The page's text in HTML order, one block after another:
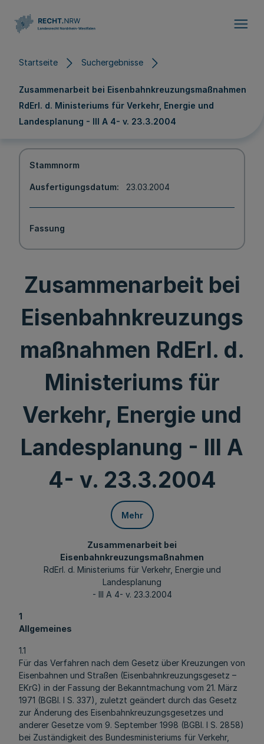
Startseite Suchergebnisse
Zusammenarbeit bei Eisenbahnkreuzungsmaßnahmen
RdErl. d. Ministeriums für Verkehr, Energie und
Landesplanung - III A 4- v. 23.3.2004
Stammnorm
Ausfertigungsdatum 23.03.2004
Fassung
Zusammenarbeit bei
Eisenbahnkreuzungs
maßnahmen RdErl. d.
Ministeriums für
Verkehr, Energie und
Landesplanung - III A
4- v. 23.3.2004
Mehr
Zusammenarbeit bei
Eisenbahnkreuzungsmaßnahmen
RdErl. d. Ministeriums für Verkehr, Energie und
Landesplanung
- III A 4- v. 23.3.2004
1
Allgemeines
1.1
Für das Verfahren nach dem Gesetz über Kreuzungen von
Eisenbahnen und Straßen (Eisenbahnkreuzungsgesetz –
EKrG) in der Fassung der Bekanntmachung vom 21. März
1971 (BGBl. I S. 337), zuletzt geändert durch das Gesetz
zur Änderung des Eisenbahnkreuzungsgesetzes und
anderer Gesetze vom 9. September 1998 (BGBl. I S. 2858)
bei Zuständigkeit des Bundesministeriums für Verkehr,